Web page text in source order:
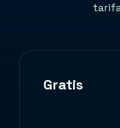
Gratis